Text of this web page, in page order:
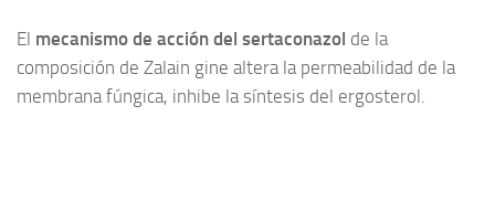
El mecanismo de acción del sertaconazol de la
composición de Zalain gine altera la permeabilidad de la
membrana fúngica, inhibe la síntesis del ergosterol.